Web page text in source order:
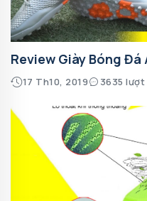
Review Giày Bóng
17 Th10, 2019 3635 lượt